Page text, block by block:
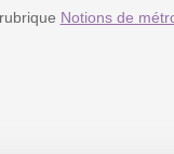
Notions de